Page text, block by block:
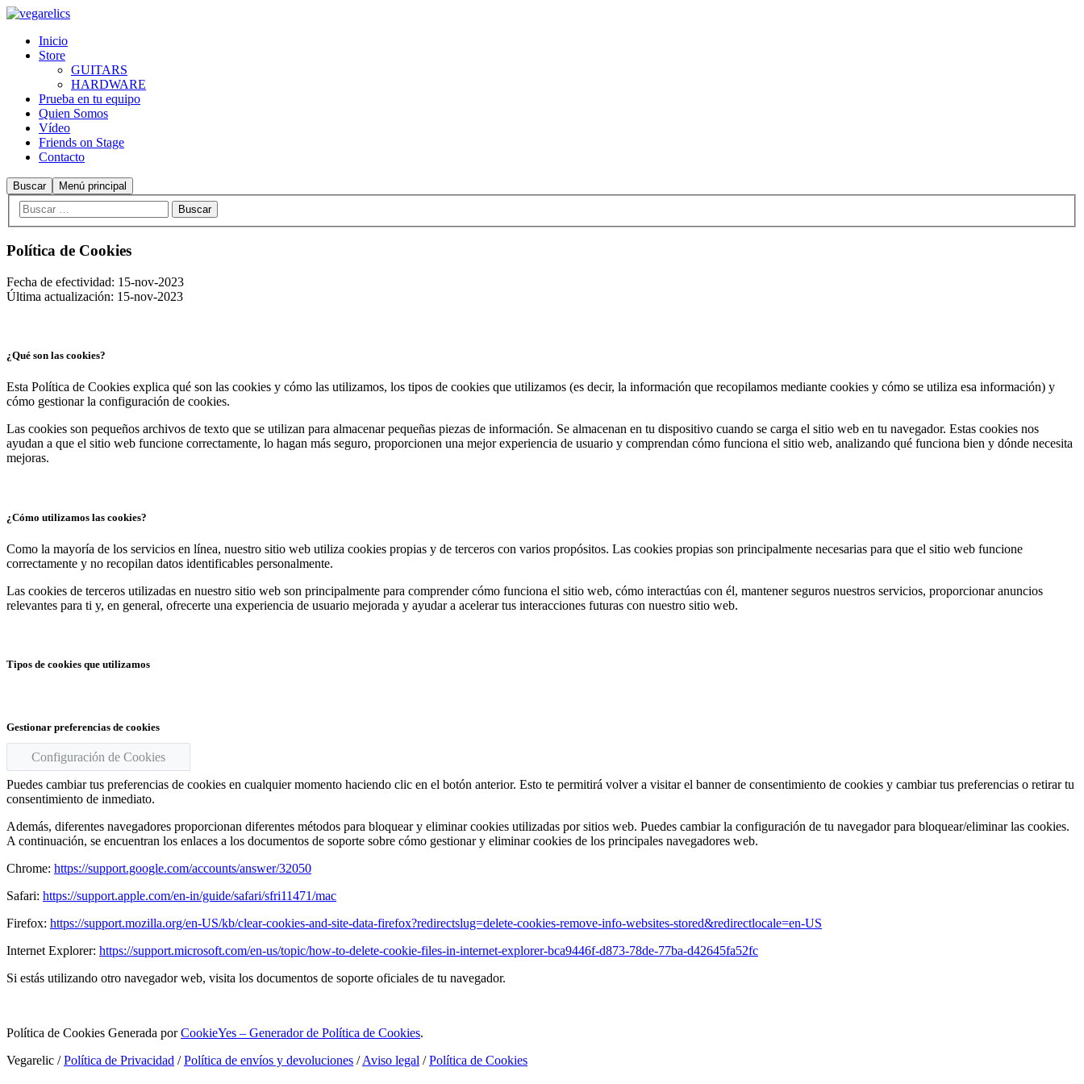
Inicio
Store
GUITARS
HARDWARE
Prueba en tu equipo
Quien Somos
Vídeo
Friends on Stage
Contacto
Buscar Menú principal
Política de Cookies
Fecha de efectividad: 15-nov-2023
Última actualización: 15-nov-2023
¿Qué son las cookies?
Esta Política de Cookies explica qué son las cookies y cómo las utilizamos, los tipos de cookies que utilizamos (es decir, la información que recopilamos mediante cookies y cómo se utiliza esa información) y
cómo gestionar la configuración de cookies.
Las cookies son pequeños archivos de texto que se utilizan para almacenar pequeñas piezas de información. Se almacenan en tu dispositivo cuando se carga el sitio web en tu navegador. Estas cookies nos
ayudan a que el sitio web funcione correctamente, lo hagan más seguro, proporcionen una mejor experiencia de usuario y comprendan cómo funciona el sitio web, analizando qué funciona bien y dónde necesita
mejoras.
¿Cómo utilizamos las cookies?
Como la mayoría de los servicios en línea, nuestro sitio web utiliza cookies propias y de terceros con varios propósitos. Las cookies propias son principalmente necesarias para que el sitio web funcione
correctamente y no recopilan datos identificables personalmente.
Las cookies de terceros utilizadas en nuestro sitio web son principalmente para comprender cómo funciona el sitio web, cómo interactúas con él, mantener seguros nuestros servicios, proporcionar anuncios
relevantes para ti y, en general, ofrecerte una experiencia de usuario mejorada y ayudar a acelerar tus interacciones futuras con nuestro sitio web.
Tipos de cookies que utilizamos
Gestionar preferencias de cookies
Configuración de Cookies
Puedes cambiar tus preferencias de cookies en cualquier momento haciendo clic en el botón anterior. Esto te permitirá volver a visitar el banner de consentimiento de cookies y cambiar tus preferencias o retirar tu
consentimiento de inmediato.
Además, diferentes navegadores proporcionan diferentes métodos para bloquear y eliminar cookies utilizadas por sitios web. Puedes cambiar la configuración de tu navegador para bloquear/eliminar las cookies.
A continuación, se encuentran los enlaces a los documentos de soporte sobre cómo gestionar y eliminar cookies de los principales navegadores web.
Chrome: https://support.google.com/accounts/answer/32050
Safari: https://support.apple.com/en-in/guide/safari/sfri11471/mac
Firefox: https://support.mozilla.org/en-US/kb/clear-cookies-and-site-data-firefox?redirectslug=delete-cookies-remove-info-websites-stored&redirectlocale=en-US
Internet Explorer: https://support.microsoft.com/en-us/topic/how-to-delete-cookie-files-in-internet-explorer-bca9446f-d873-78de-77ba-d42645fa52fc
Si estás utilizando otro navegador web, visita los documentos de soporte oficiales de tu navegador.
Política de Cookies Generada porCookieYes – Generador de Política de Cookies.
Vegarelic /Política de Privacidad /Política de envíos y devoluciones /Aviso legal /Política de Cookies